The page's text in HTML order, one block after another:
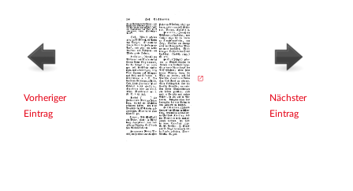
Vorheriger
Eintrag
Nächster
Eintrag